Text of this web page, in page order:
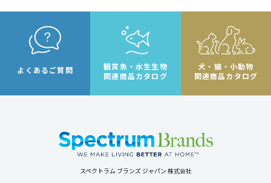
よくあるご質問
観賞魚・水生生物
関連商品カタログ
犬・猫・小動物
関連商品カタログ
スペクトラム ブランズ ジャパン 株式会社